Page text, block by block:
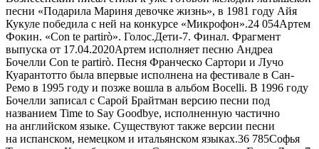
песни «Подарила Мариня девочке жизнь», в 1981 году Айя
Кукуле победила с ней на конкурсе «Микрофон».24 054Артем
Фокин. «Con te partirò». Голос.Дети-7. Финал. Фрагмент
выпуска от 17.04.2020Артем исполняет песню Андреа
Бочелли Con te partirò. Песня Франческо Сартори и Лучо
Куарантотто была впервые исполнена на фестивале в Сан-
Ремо в 1995 году и позже вошла в альбом Bocelli. В 1996 году
Бочелли записал с Сарой Брайтман версию песни под
названием Time to Say Goodbye, исполненную частично
на английском языке. Существуют также версии песни
на испанском, немецком и итальянском языках.36 785Софья